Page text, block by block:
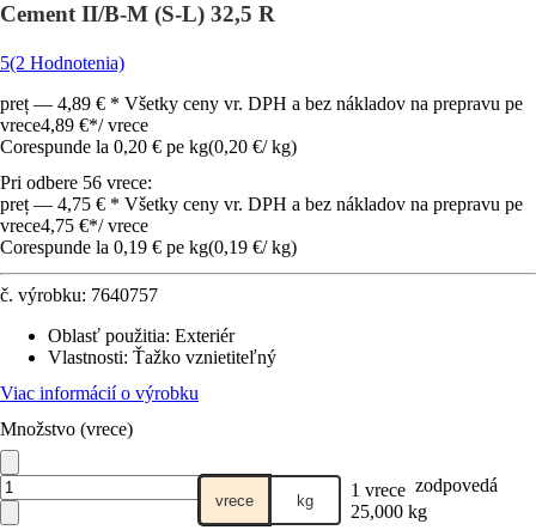
Cement II/B-M (S-L) 32,5 R
5(2 Hodnotenia)
preț — 4,89 € * Všetky ceny vr. DPH a bez nákladov na prepravu pe
vrece4,89 €*/ vrece
Corespunde la 0,20 € pe kg(0,20 €/ kg)
Pri odbere 56 vrece:
preț — 4,75 € * Všetky ceny vr. DPH a bez nákladov na prepravu pe
vrece4,75 €*/ vrece
Corespunde la 0,19 € pe kg(0,19 €/ kg)
č. výrobku: 7640757
Oblasť použitia: Exteriér
Vlastnosti: Ťažko vznietiteľný
Viac informácií o výrobku
Množstvo (vrece)
vrece kg 1 vrece zodpovedá
25,000 kg